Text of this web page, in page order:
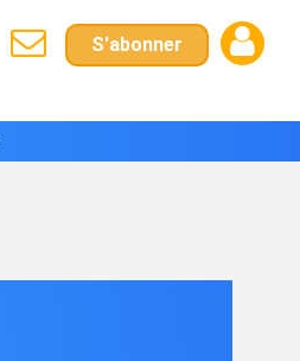
S'abonner